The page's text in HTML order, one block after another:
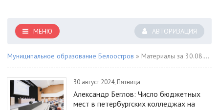
АВТОРИЗАЦИЯ
МЕНЮ
Муниципальное образование Белоостров » Материалы за 30.08.2024
30 август 2024, Пятница
Александр Беглов: Число бюджетных
мест в петербургских колледжах на